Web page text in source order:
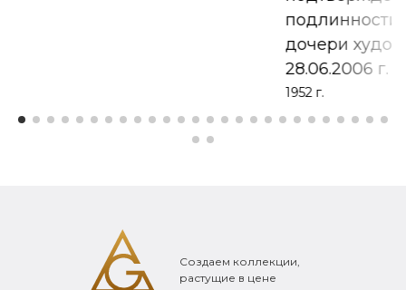
подлинности
дочери
28.06.2006 г.
1952 г.
Создаем коллекции,
растущие в цене